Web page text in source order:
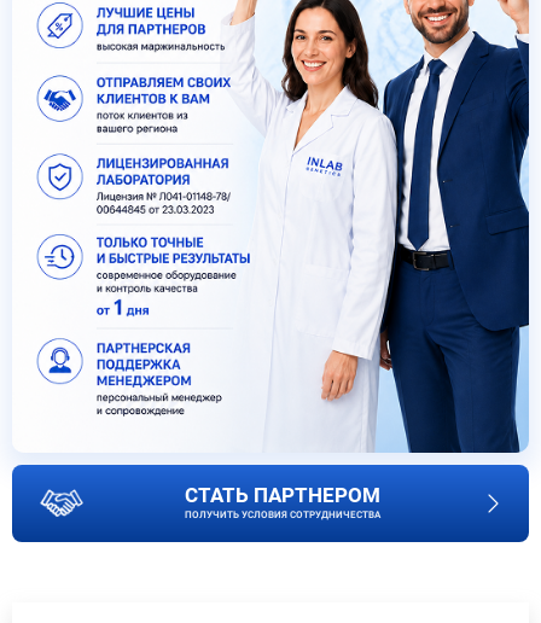
СТАТЬ ПАРТНЕРОМ
ПОЛУЧИТЬ УСЛОВИЯ СОТРУДНИЧЕСТВА